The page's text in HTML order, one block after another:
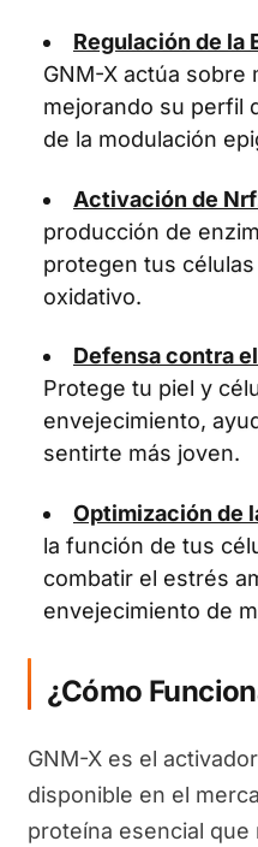
Regulación de la
GNM-X actúa sobre
mejorando su perfil
de la modulación
Activación de
producción de
protegen tus
oxidativo.
Defensa contra
Protege tu piel y
envejecimiento,
sentirte más joven.
Optimización de
la función de tus
combatir el estrés
envejecimiento de
¿Cómo
GNM-X es el
disponible en el
proteína esencial que